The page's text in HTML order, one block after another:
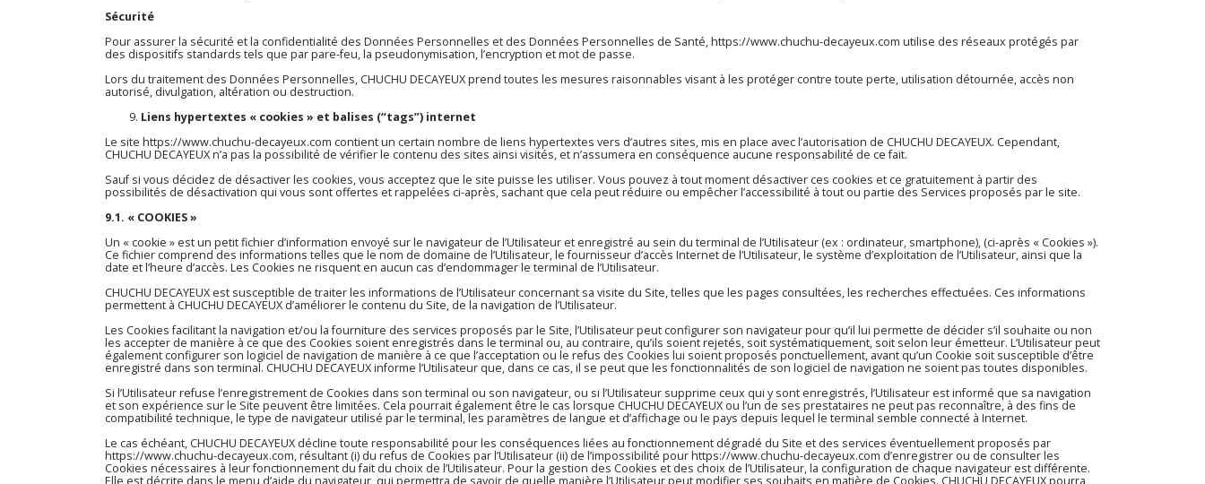
Sécurité
Pour assurer la sécurité et la confidentialité des Données Personnelles et des Données Personnelles de Santé,https://www.chuchu-decayeux.com utilise des réseaux protégés par
des dispositifs standards tels que par pare-feu, la pseudonymisation, l’encryption et mot de passe.
Lors du traitement des Données Personnelles, CHUCHU DECAYEUX prend toutes les mesures raisonnables visant à les protéger contre toute perte, utilisation détournée, accès non
autorisé, divulgation, altération ou destruction.
Liens hypertextes « cookies » et balises (“tags”) internet
Le site https://www.chuchu-decayeux.com contient un certain nombre de liens hypertextes vers d’autres sites, mis en place avec l’autorisation de CHUCHU DECAYEUX. Cependant,
CHUCHU DECAYEUX n’a pas la possibilité de vérifier le contenu des sites ainsi visités, et n’assumera en conséquence aucune responsabilité de ce fait.
Sauf si vous décidez de désactiver les cookies, vous acceptez que le site puisse les utiliser. Vous pouvez à tout moment désactiver ces cookies et ce gratuitement à partir des
possibilités de désactivation qui vous sont offertes et rappelées ci-après, sachant que cela peut réduire ou empêcher l’accessibilité à tout ou partie des Services proposés par le site.
9.1. « COOKIES »
Un « cookie » est un petit fichier d’information envoyé sur le navigateur de l’Utilisateur et enregistré au sein du terminal de l’Utilisateur (ex : ordinateur, smartphone), (ci-après « Cookies »).
Ce fichier comprend des informations telles que le nom de domaine de l’Utilisateur, le fournisseur d’accès Internet de l’Utilisateur, le système d’exploitation de l’Utilisateur, ainsi que la
date et l’heure d’accès. Les Cookies ne risquent en aucun cas d’endommager le terminal de l’Utilisateur.
CHUCHU DECAYEUX est susceptible de traiter les informations de l’Utilisateur concernant sa visite du Site, telles que les pages consultées, les recherches effectuées. Ces informations
permettent à CHUCHU DECAYEUX d’améliorer le contenu du Site, de la navigation de l’Utilisateur.
Les Cookies facilitant la navigation et/ou la fourniture des services proposés par le Site, l’Utilisateur peut configurer son navigateur pour qu’il lui permette de décider s’il souhaite ou non
les accepter de manière à ce que des Cookies soient enregistrés dans le terminal ou, au contraire, qu’ils soient rejetés, soit systématiquement, soit selon leur émetteur. L’Utilisateur peut
également configurer son logiciel de navigation de manière à ce que l’acceptation ou le refus des Cookies lui soient proposés ponctuellement, avant qu’un Cookie soit susceptible d’être
enregistré dans son terminal. CHUCHU DECAYEUX informe l’Utilisateur que, dans ce cas, il se peut que les fonctionnalités de son logiciel de navigation ne soient pas toutes disponibles.
Si l’Utilisateur refuse l’enregistrement de Cookies dans son terminal ou son navigateur, ou si l’Utilisateur supprime ceux qui y sont enregistrés, l’Utilisateur est informé que sa navigation
et son expérience sur le Site peuvent être limitées. Cela pourrait également être le cas lorsque CHUCHU DECAYEUX ou l’un de ses prestataires ne peut pas reconnaître, à des fins de
compatibilité technique, le type de navigateur utilisé par le terminal, les paramètres de langue et d’affichage ou le pays depuis lequel le terminal semble connecté à Internet.
Le cas échéant, CHUCHU DECAYEUX décline toute responsabilité pour les conséquences liées au fonctionnement dégradé du Site et des services éventuellement proposés par
https://www.chuchu-decayeux.com, résultant (i) du refus de Cookies par l’Utilisateur (ii) de l’impossibilité pourhttps://www.chuchu-decayeux.com d’enregistrer ou de consulter les
Cookies nécessaires à leur fonctionnement du fait du choix de l’Utilisateur. Pour la gestion des Cookies et des choix de l’Utilisateur, la configuration de chaque navigateur est différente.
Elle est décrite dans le menu d’aide du navigateur, qui permettra de savoir de quelle manière l’Utilisateur peut modifier ses souhaits en matière de Cookies. CHUCHU DECAYEUX pourra